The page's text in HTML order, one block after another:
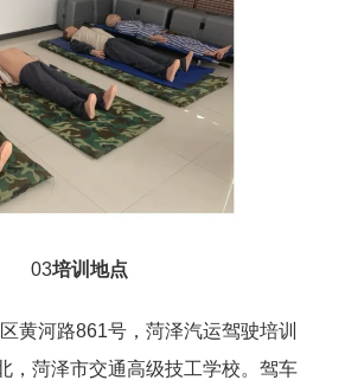
03培训地点
黄河路861号，菏泽汽运驾驶培训
，菏泽市交通高级技工学校。驾车